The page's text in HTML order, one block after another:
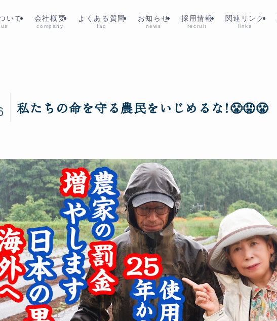
いて 会社概要
company
よくある質問
faq
お知らせ
news
採用情報
recruit
関連リンク
links
私たちの命を守る農民をいじめるな!😤😡😤